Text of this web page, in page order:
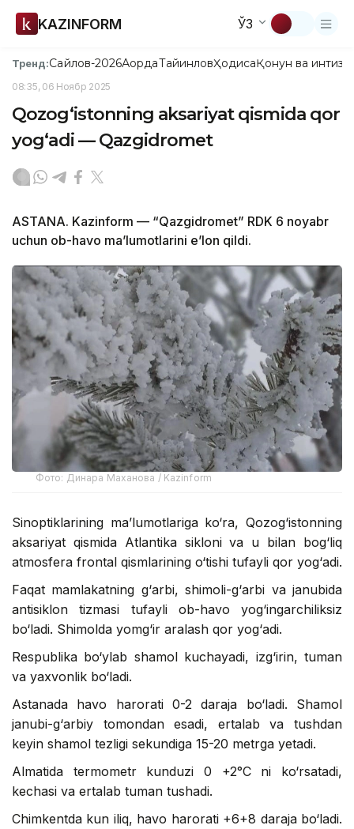
KAZINFORM ЎЗ
Тренд:Сайлов-2026АқордаТайинловҲодисаҚонун ва
08:35, 06 Ноябр 2025
Qozog‘istonning aksariyat qismida qor
yog‘adi — Qazgidromet
ASTANA. Kazinform — “Qazgidromet” RDK 6 noyabr
uchun ob-havo ma’lumotlarini e’lon qildi.
Фото: Динара Маханова / Kazinform
Sinoptiklarining ma’lumotlariga ko‘ra, Qozog‘istonning
aksariyat qismida Atlantika sikloni va u bilan bog‘liq
atmosfera frontal qismlarining o‘tishi tufayli qor yog‘adi.
Faqat mamlakatning g‘arbi, shimoli-g‘arbi va janubida
antisiklon tizmasi tufayli ob-havo yog‘ingarchiliksiz
bo‘ladi. Shimolda yomg‘ir aralash qor yog‘adi.
Respublika bo‘ylab shamol kuchayadi, izg‘irin, tuman
va yaxvonlik bo‘ladi.
Astanada havo harorati 0-2 daraja bo‘ladi. Shamol
janubi-g‘arbiy tomondan esadi, ertalab va tushdan
keyin shamol tezligi sekundiga 15-20 metrga yetadi.
Almatida termometr kunduzi 0 +2°C ni ko‘rsatadi,
kechasi va ertalab tuman tushadi.
Chimkentda kun iliq, havo harorati +6+8 daraja bo‘ladi.